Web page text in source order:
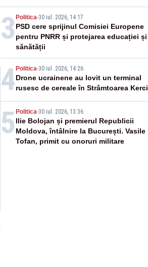
3 Politica-30 iul. 2026, 14:17
PSD cere sprijinul Comisiei Europene
pentru PNRR și protejarea educației și
sănătății
4 Politica-30 iul. 2026, 14:26
Drone ucrainene au lovit un terminal
rusesc de cereale în Strâmtoarea Kerci
5 Politica-30 iul. 2026, 13:36
Ilie Bolojan și premierul Republicii
Moldova, întâlnire la București. Vasile
Tofan, primit cu onoruri militare